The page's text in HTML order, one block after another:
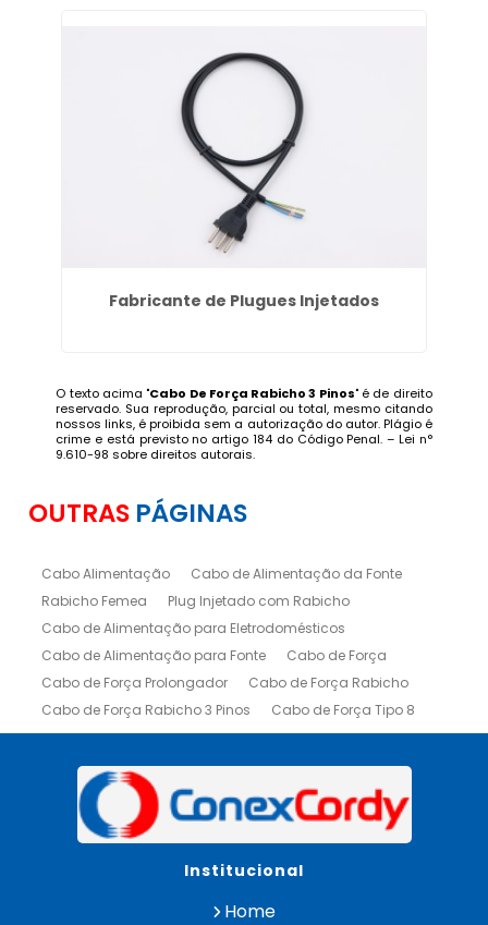
Fabricante de Plugues Injetados
O texto acima "Cabo De Força Rabicho 3 Pinos" é de direito
reservado. Sua reprodução, parcial ou total, mesmo citando
nossos links, é proibida sem a autorização do autor. Plágio é
crime e está previsto no artigo 184 do Código Penal. – Lei n°
9.610-98 sobre direitos autorais.
OUTRAS PÁGINAS
Cabo Alimentação
Cabo de Alimentação da Fonte
Rabicho Femea
Plug Injetado com Rabicho
Cabo de Alimentação para Eletrodomésticos
Cabo de Alimentação para Fonte
Cabo de Força
Cabo de Força Prolongador
Cabo de Força Rabicho
Cabo de Força Rabicho 3 Pinos
Cabo de Força Tipo 8
Cabo Fêmea Iec
Cabo Fonte de Alimentação
Rabicho Macho para Cabos
Rabicho com Plug Injetado
Cabos de Alimentação
Cabos Fonte de Alimentação
Cabos para Fonte de Alimentação
Chicote Cabo Decapado
Plug Injetado Rabicho
Institucional
Home